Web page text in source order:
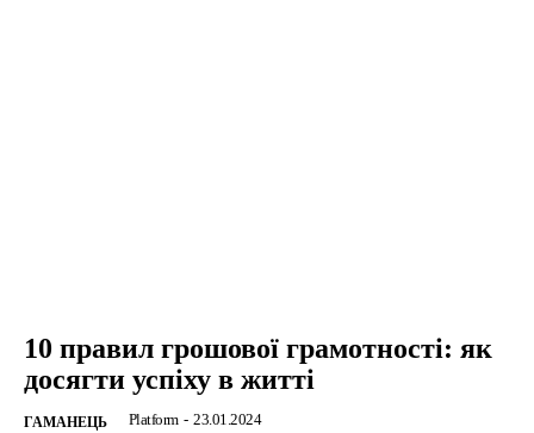
10 правил грошової грамотності: як
досягти успіху в житті
ГАМАНЕЦЬ Platform - 23.01.2024